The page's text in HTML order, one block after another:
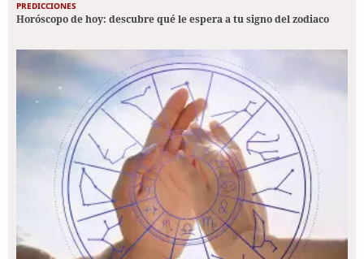
PREDICCIONES
Horóscopo de hoy: descubre qué le espera a tu signo del zodiaco